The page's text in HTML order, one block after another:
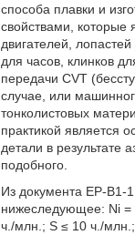
способа плавки и
свойствами, которые
двигателей,
для часов, клинков
передачи CVT
случае, или
тонколистовых
практикой является
детали в результате
подобного.
Из документа ЕР-В1-
нижеследующее: Ni =
ч./млн.; S ≤ 10 ч./